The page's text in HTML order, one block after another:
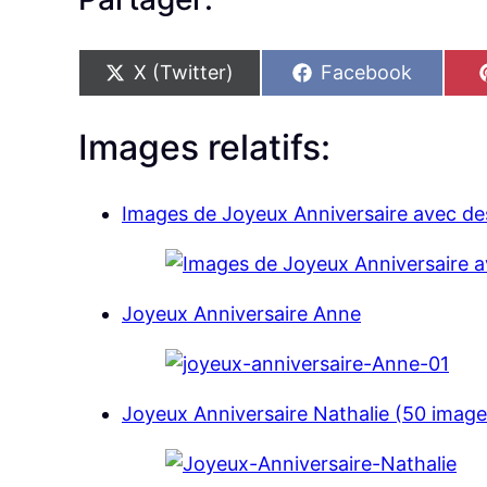
S
h
e
o
X (Twitter)
S
h
e
Facebook
Images relatifs:
Images de Joyeux Anniversaire avec
Joyeux Anniversaire Anne
Joyeux Anniversaire Nathalie (50